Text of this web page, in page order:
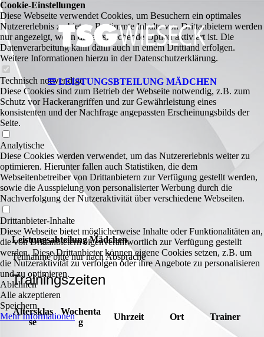
LEISTUNGSBTEILUNG MÄDCHEN
Leistungsabteilung Mädchen
Teilnahme bitte nur nach Absprache
Trainingszeiten
Altersklas
se
Wochenta
g
Uhrzeit Ort Trainer
Cookie-Einstellungen
Diese Webseite verwendet Cookies, um Besuchern ein optimales
Nutzererlebnis zu bieten. Bestimmte Inhalte von Drittanbietern werden
nur angezeigt, wenn die entsprechende Option aktiviert ist. Die
Datenverarbeitung kann dann auch in einem Drittland erfolgen.
Weitere Informationen hierzu in der Datenschutzerklärung.
Technisch notwendige
Diese Cookies sind zum Betrieb der Webseite notwendig, z.B. zum
Schutz vor Hackerangriffen und zur Gewährleistung eines
konsistenten und der Nachfrage angepassten Erscheinungsbilds der
Seite.
Analytische
Diese Cookies werden verwendet, um das Nutzererlebnis weiter zu
optimieren. Hierunter fallen auch Statistiken, die dem
Webseitenbetreiber von Drittanbietern zur Verfügung gestellt werden,
sowie die Ausspielung von personalisierter Werbung durch die
Nachverfolgung der Nutzeraktivität über verschiedene Webseiten.
Drittanbieter-Inhalte
Diese Webseite bietet möglicherweise Inhalte oder Funktionalitäten an,
die von Drittanbietern eigenverantwortlich zur Verfügung gestellt
werden. Diese Drittanbieter können eigene Cookies setzen, z.B. um
die Nutzeraktivität zu verfolgen oder ihre Angebote zu personalisieren
und zu optimieren.
Ablehnen
Alle akzeptieren
Speichern
Mehr Informationen